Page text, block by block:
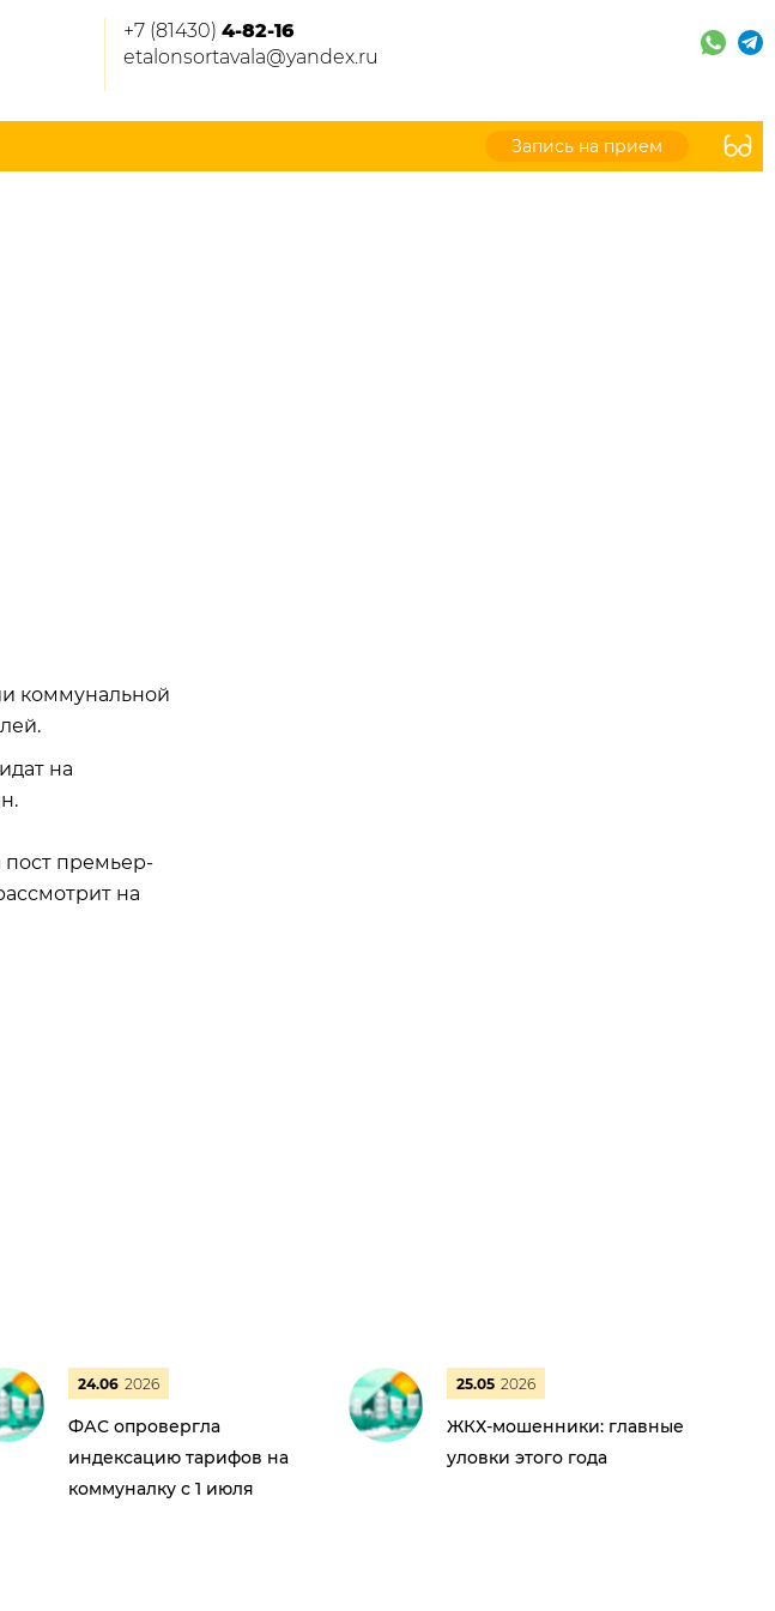
+7 (81430) 4-82-16
etalonsortavala@yandex.ru
Запись на прием
коммунальной
на
премьер-
на
24.06 2026
ФАС опровергла
индексацию тарифов на
коммуналку с 1 июля
25.05 2026
ЖКХ-мошенники: главные
уловки этого года